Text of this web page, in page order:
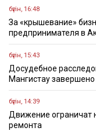
бүгін, 16:48
За «крышевание»
предпринимателя в
бүгін, 15:43
Досудебное
Мангистау завершено
бүгін, 14:39
Движение ограничат
ремонта